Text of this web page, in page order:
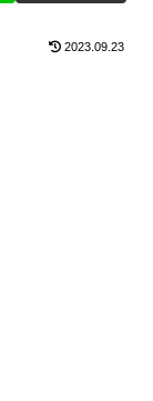
2023.09.23